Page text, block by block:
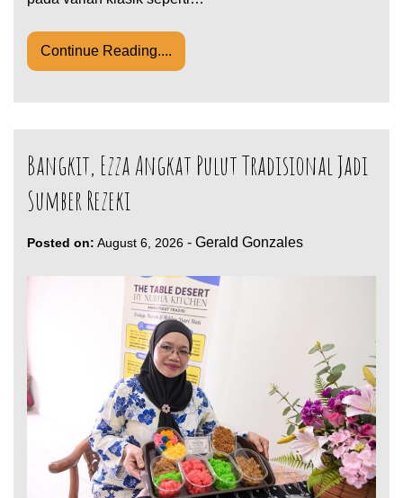
Continue Reading....
Bangkit, Ezza Angkat Pulut Tradisional Jadi
Sumber Rezeki
Posted on: August 6, 2026 - Gerald Gonzales